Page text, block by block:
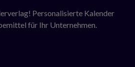
Personalisierte Kalender
für Ihr Unternehmen.